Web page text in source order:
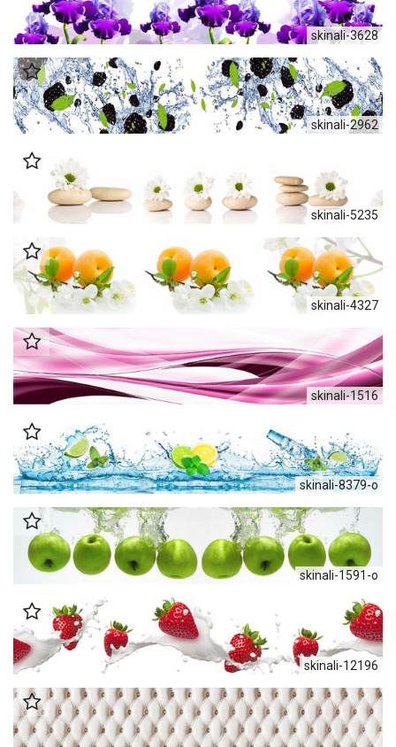
skinali-3628
skinali-2962
skinali-5235
skinali-4327
skinali-1516
skinali-8379-o
skinali-1591-o
skinali-12196